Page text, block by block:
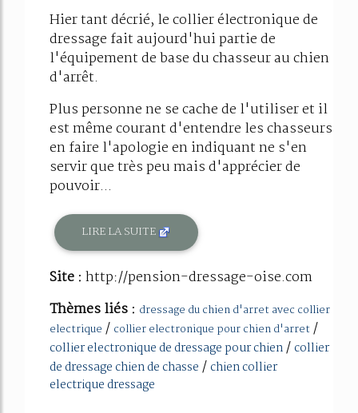
Hier tant décrié, le collier électronique de
dressage fait aujourd'hui partie de
l'équipement de base du chasseur au chien
d'arrêt.
Plus personne ne se cache de l'utiliser et il
est même courant d'entendre les chasseurs
en faire l'apologie en indiquant ne s'en
servir que très peu mais d'apprécier de
pouvoir...
LIRE LA SUITE
Site : http://pension-dressage-oise.com
Thèmes liés : dressage du chien d'arret avec collier
electrique / collier electronique pour chien d'arret /
collier electronique de dressage pour chien/ collier
de dressage chien de chasse / chien collier
electrique dressage